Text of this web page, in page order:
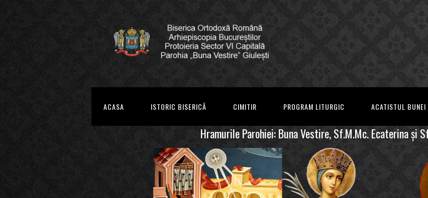
ACASA ISTORIC BISERICĂ CIMITIR PROGRAM LITURGIC ACATISTUL BUNEI
Hramurile Parohiei: Buna Vestire, Sf.M.Mc. Ecaterina şi